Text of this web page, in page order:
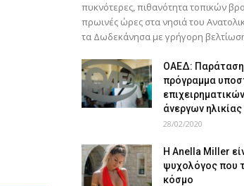
πυκνότερες, πιθανότητα τοπικών
πρωινές ώρες στα νησιά του
τα Δωδεκάνησα με γρήγορη
ΟΑΕΔ:
πρόγραμμα
άνεργων
28/02/2020
Η Anella Miller
ψυχολόγος που
κόσμο